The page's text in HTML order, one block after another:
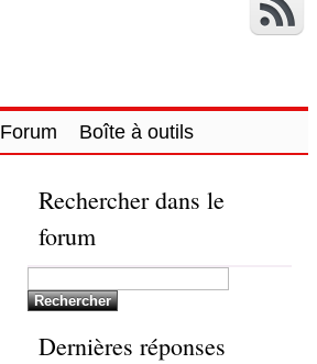
Forum Boîte à outils
Rechercher dans le
forum
Dernières réponses